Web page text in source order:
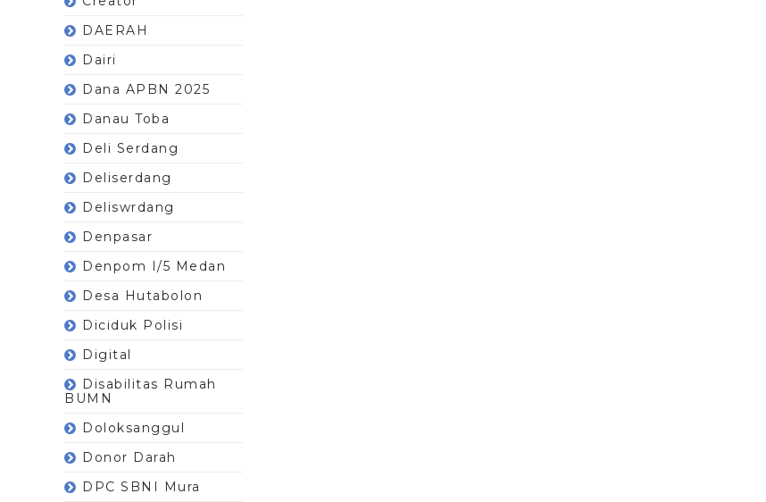
DAERAH
Dairi
Dana APBN 2025
Danau Toba
Deli Serdang
Deliserdang
Deliswrdang
Denpasar
Denpom I/5 Medan
Desa Hutabolon
Diciduk Polisi
Digital
Disabilitas Rumah
BUMN
Doloksanggul
Donor Darah
DPC SBNI Mura